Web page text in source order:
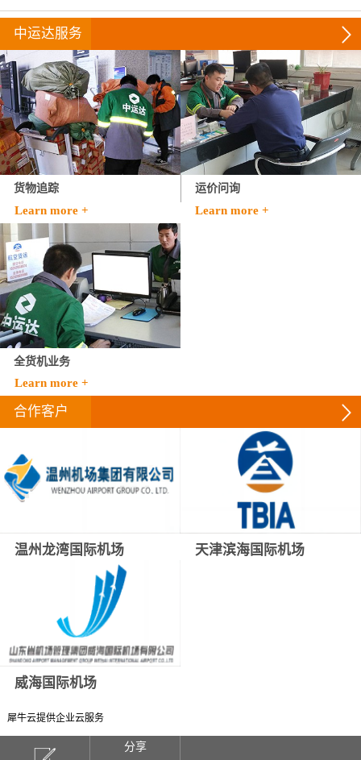
中运达服务
货物追踪
Learn more +
运价问询
Learn more +
全货机业务
Learn more +
合作客户
温州龙湾国际机场 天津滨海国际机场
威海国际机场
犀牛云提供企业云服务
分享